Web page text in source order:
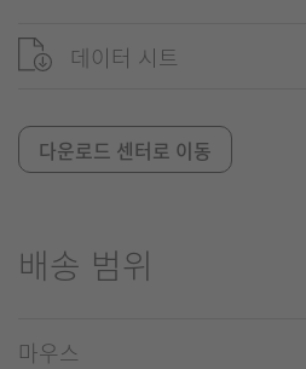
데이터 시트
다운로드 센터로 이동
배송 범위
마우스